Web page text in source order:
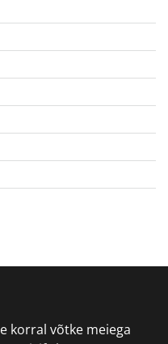
korral võtke meiega